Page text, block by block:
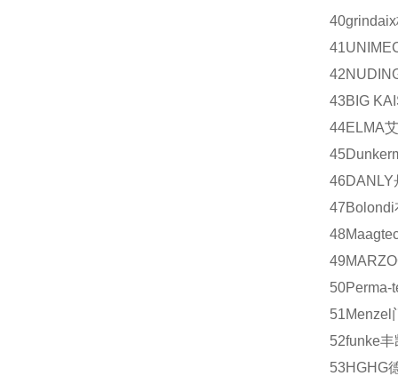
40grindaix
41
42
43BIG
44ELMA
45
46DANLY
47Bolondi
48
49
50Perma-
51Menzel
52funke丰
53HGHG